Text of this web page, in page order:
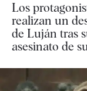
Los
realizan un
de Luján tras
asesinato de